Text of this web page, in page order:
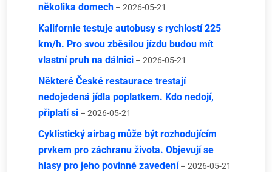
několika domech – 2026-05-21
Kalifornie testuje autobusy s rychlostí 225
km/h. Pro svou zběsilou jízdu budou mít
vlastní pruh na dálnici – 2026-05-21
Některé České restaurace trestají
nedojedená jídla poplatkem. Kdo nedojí,
připlatí si – 2026-05-21
Cyklistický airbag může být rozhodujícím
prvkem pro záchranu života. Objevují se
hlasy pro jeho povinné zavedení – 2026-05-21